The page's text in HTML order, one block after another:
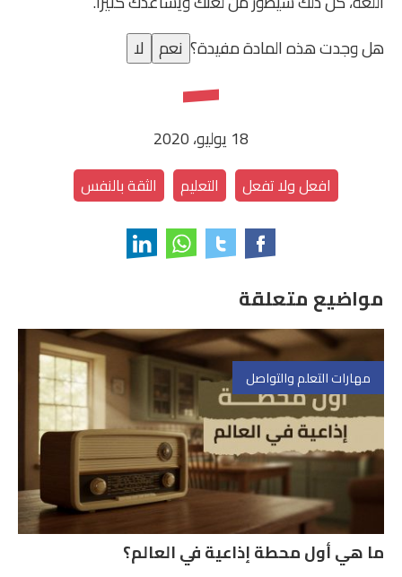
هل وجدت هذه المادة مفيدة؟ نعم لا
18 يوليو، 2020
افعل ولا تفعل التعليم الثقة بالنفس
مواضيع متعلقة
مهارات التعلم والتواصل
ما هي أول محطة إذاعية في العالم؟